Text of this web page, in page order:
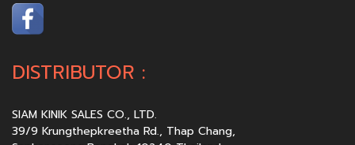
DISTRIBUTOR :
SIAM KINIK SALES CO., LTD.
39/9 Krungthepkreetha Rd., Thap Chang,